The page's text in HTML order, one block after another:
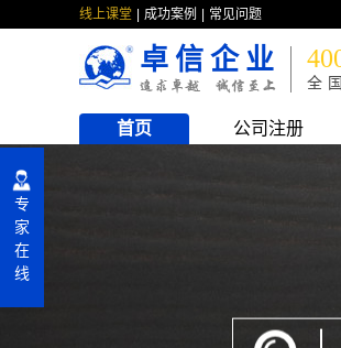
线上课堂 成功案例 常见问题
卓信企业
全
首页 公司注册
专
家
在
线